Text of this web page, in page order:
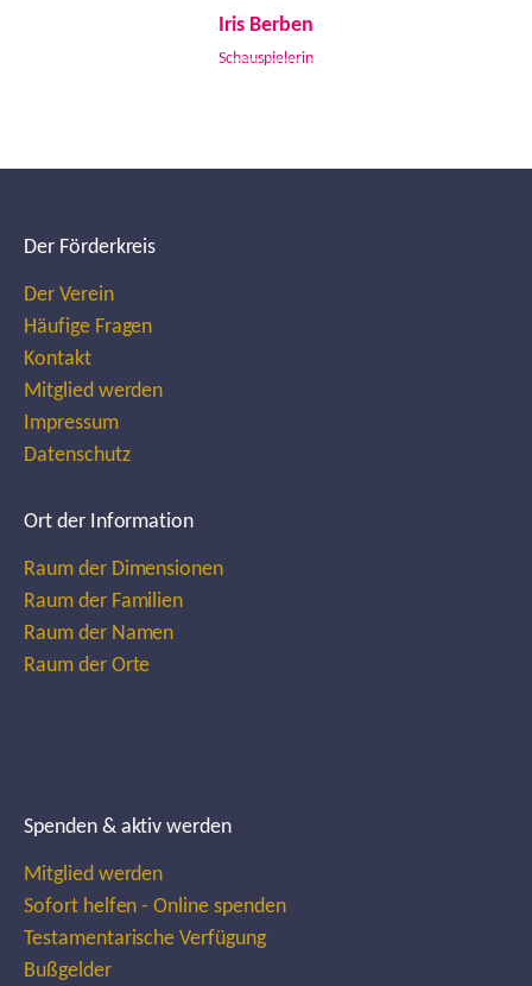
Iris Berben
Schauspielerin
Der Förderkreis
Der Verein
Häufige Fragen
Kontakt
Mitglied werden
Impressum
Datenschutz
Ort der Information
Raum der Dimensionen
Raum der Familien
Raum der Namen
Raum der Orte
Spenden & aktiv werden
Mitglied werden
Sofort helfen - Online spenden
Testamentarische Verfügung
Bußgelder